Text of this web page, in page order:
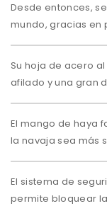
Desde entonces,
mundo, gracias en
Su hoja de acero
afilado y una gran
El mango de haya
la navaja sea más
El sistema de
permite bloquear